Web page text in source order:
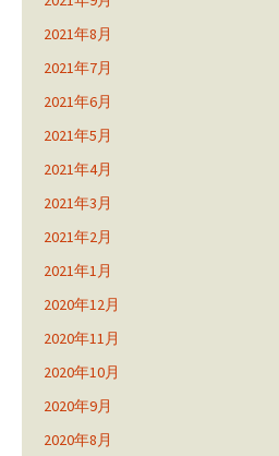
2021年8月
2021年7月
2021年6月
2021年5月
2021年4月
2021年3月
2021年2月
2021年1月
2020年12月
2020年11月
2020年10月
2020年9月
2020年8月